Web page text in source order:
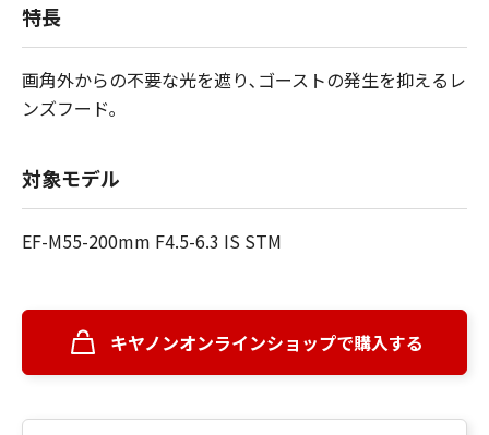
特長
画角外からの不要な光を遮り､ゴーストの発生を抑えるレ
ンズフード｡
対象モデル
EF-M55-200mm F4.5-6.3 IS STM
キヤノンオンラインショップで購入する